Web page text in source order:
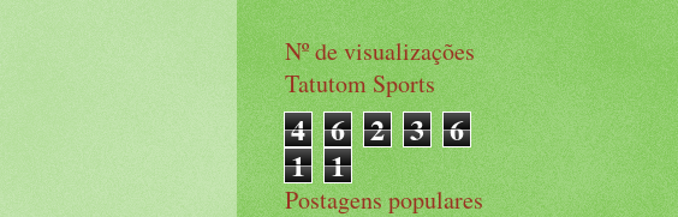
Nº de visualizações
Tatutom Sports
4 6 2 3 6
1 1
Postagens populares